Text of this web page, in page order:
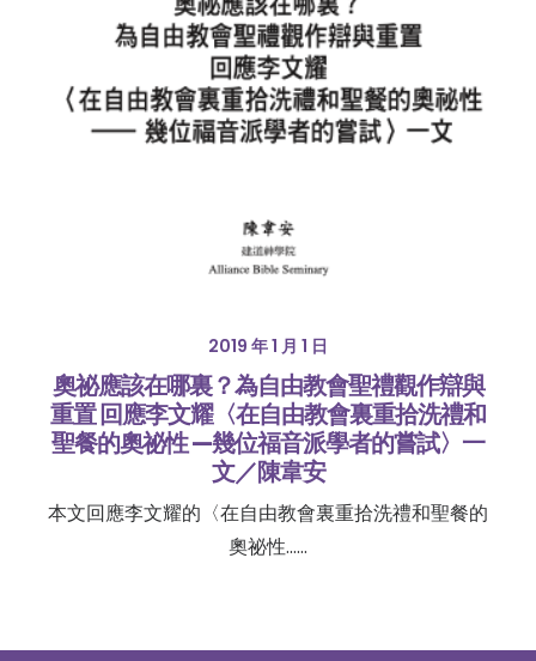
2019 年 1 月 1 日
奧祕應該在哪裏？為自由教會聖禮觀作辯與
重置 回應李文耀〈在自由教會裏重拾洗禮和
聖餐的奧祕性 —幾位福音派學者的嘗試〉一
文／陳韋安
本文回應李文耀的〈在自由教會裏重拾洗禮和聖餐的
奧祕性……